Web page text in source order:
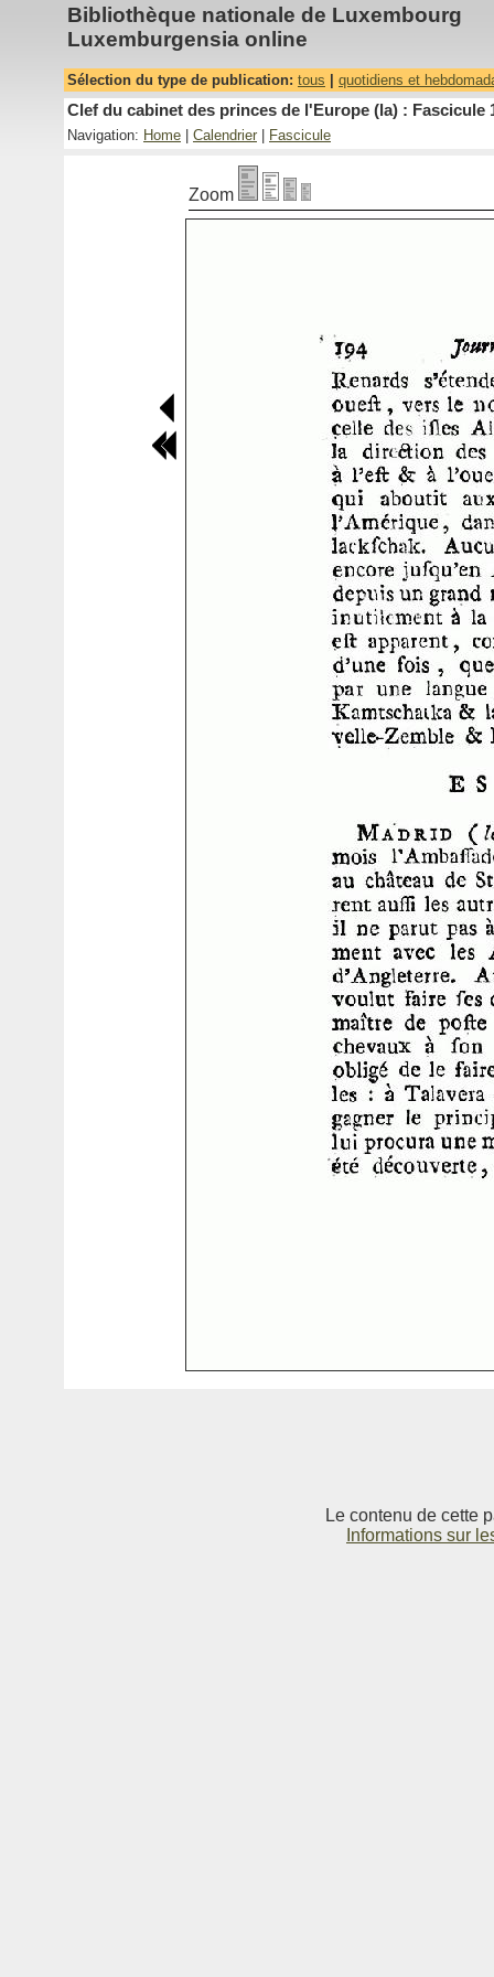
Bibliothèque nationale de Luxembourg
Luxemburgensia online
Sélection du type de publication: tous quotidiens et
Clef du cabinet des princes de l'Europe (la) : Fascicule
Navigation: Home Calendrier Fascicule
Zoom
Le contenu de cette
Informations sur